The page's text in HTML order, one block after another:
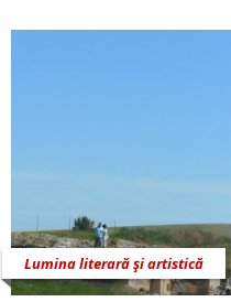
Lumina literară şi artistică